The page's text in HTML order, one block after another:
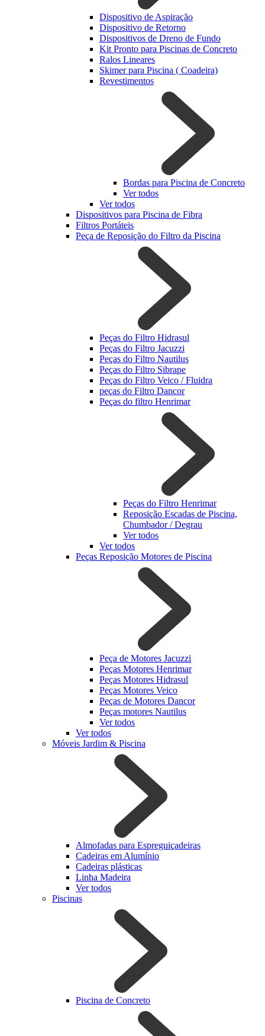
Dispositivo de Aspiração
Dispositivo de Retorno
Dispositivos de Dreno de Fundo
Kit Pronto para Piscinas de Concreto
Ralos Lineares
Skimer para Piscina ( Coadeira)
Revestimentos
Bordas para Piscina de Concreto
Ver todos
Ver todos
Dispositivos para Piscina de Fibra
Filtros Portáteis
Peça de Reposição do Filtro da Piscina
Peças do Filtro Hidrasul
Peças do Filtro Jacuzzi
Peças do Filtro Nautilus
Peças do Filtro Sibrape
Peças do Filtro Veico / Fluidra
peças do Filtro Dancor
Peças do filtro Henrimar
Peças do Filtro Henrimar
Reposição Escadas de Piscina,
Chumbador / Degrau
Ver todos
Ver todos
Peças Reposição Motores de Piscina
Peça de Motores Jacuzzi
Peças Motores Henrimar
Peças Motores Hidrasul
Peças Motores Veico
Peças de Motores Dancor
Peças motores Nautilus
Ver todos
Ver todos
Móveis Jardim & Piscina
Almofadas para Espreguiçadeiras
Cadeiras em Alumínio
Cadeiras plásticas
Linha Madeira
Ver todos
Piscinas
Piscina de Concreto